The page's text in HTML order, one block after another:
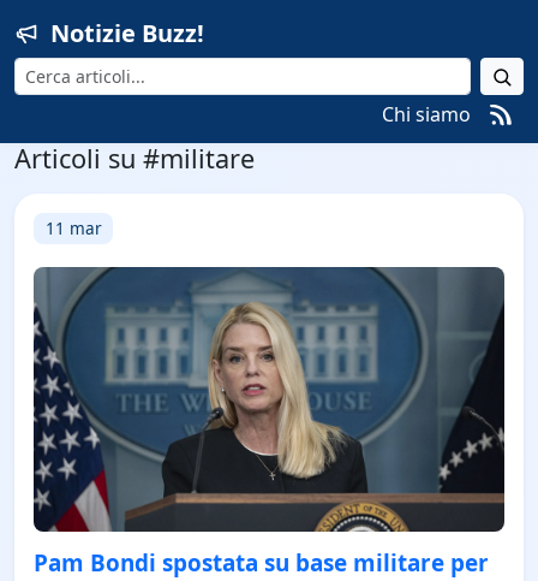
Notizie Buzz!
Cerca
Chi siamo
Articoli su #militare
11 mar
Pam Bondi spostata su base militare per